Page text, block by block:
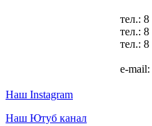
тел.:
тел.:
тел.:
e-
Наш Instagram
Наш Ютуб канал